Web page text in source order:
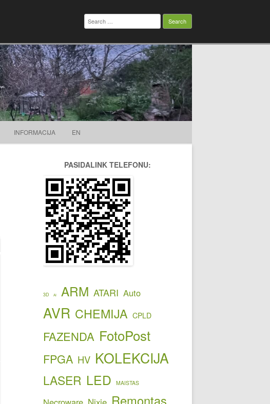
Search
for:
INFORMACIJA EN
PASIDALINK TELEFONU:
3D AI ARM ATARI Auto
AVR CHEMIJA CPLD
FAZENDA FotoPost
FPGA HV KOLEKCIJA
LASER LED MAISTAS
Remontas